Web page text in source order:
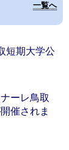
一覧へ
短期大学公
ーレ鳥取
催されま